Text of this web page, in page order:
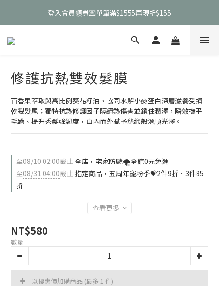
宅家防颱🌪️全館0元免運
0
2
1
0
0 3
2
1
2
1
0
宅家防颱🌪️全館0元免運
修護抗熱雙效髮膜
百香果萃取與高比例葵花籽油，協同水解小麥蛋白深層滋養受損
乾裂髮尾；獨特抗熱修護因子隔絕熱傷害並鎖住潤澤，瞬效撫平
毛躁、提升秀髮強韌度，由內而外賦予絲緞般滑順光澤。
至08/10 02:00截止全店，宅家防颱🌪️全館0元免運
至08/31 04:00截止 指定商品，五周年寵粉季💝2件9折．3件85
折
查看更多
NT$580
數量
以優惠價加購商品 (最多 1 件)